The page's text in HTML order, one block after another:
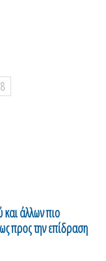
8
άλλων πιο
προς την επίδραση